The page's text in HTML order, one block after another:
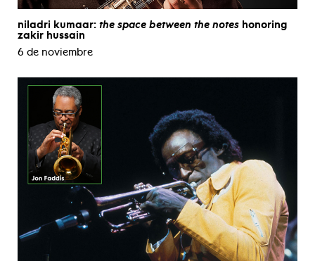
niladri kumaar: the space between the notes honoring
zakir hussain
6 de noviembre